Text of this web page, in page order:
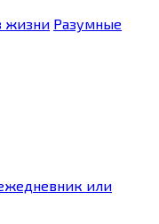
жизни Разумные
или